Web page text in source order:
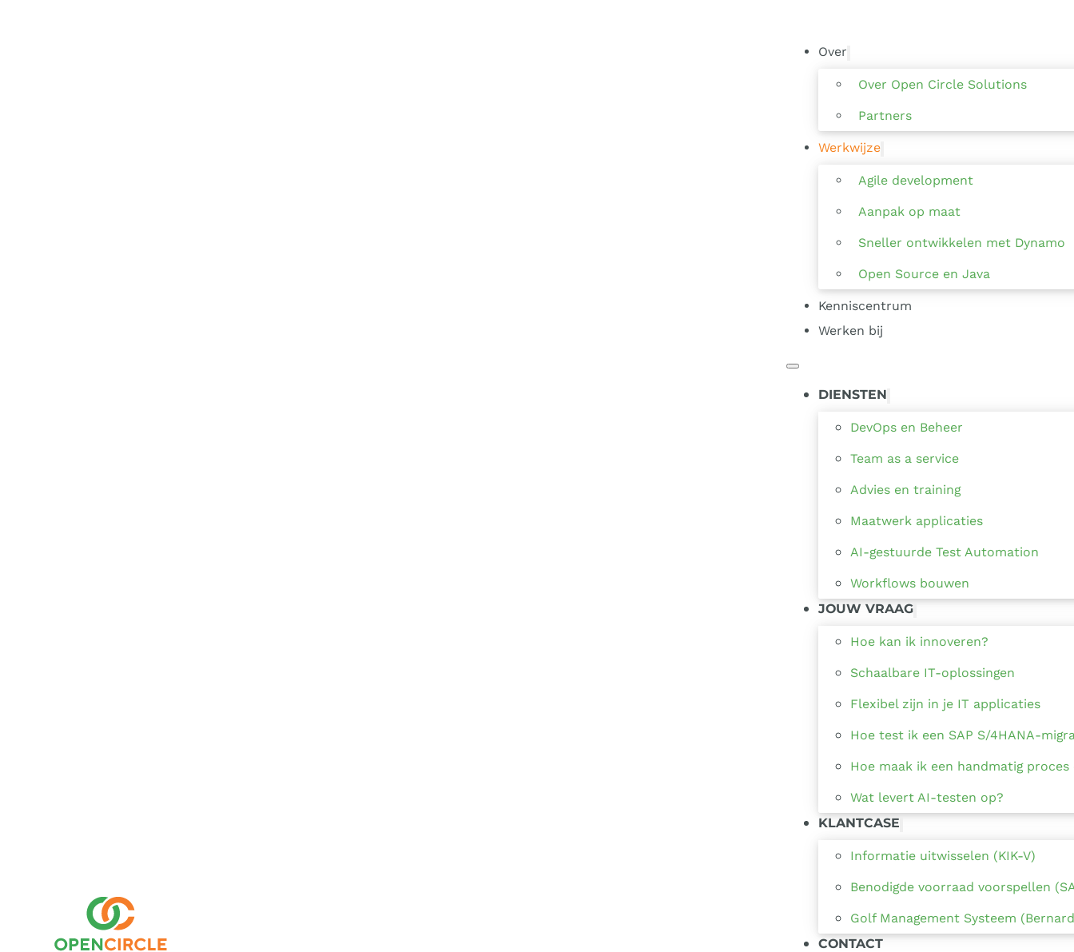
Over
Over Open Circle Solutions
Partners
Werkwijze
Agile development
Aanpak op maat
Sneller ontwikkelen met Dynamo
Open Source en Java
Kenniscentrum
Werken bij
DIENSTEN
DevOps en Beheer
Team as a service
Advies en training
Maatwerk applicaties
AI-gestuurde Test Automation
Workflows bouwen
JOUW VRAAG
Hoe kan ik innoveren?
Schaalbare IT-oplossingen
Flexibel zijn in je IT applicaties
Hoe test ik een SAP S/4HANA-
Hoe maak ik een handmatig
Wat levert AI-testen op?
KLANTCASE
Informatie uitwisselen (KIK-V)
Benodigde voorraad voorspellen
Golf Management Systeem
CONTACT